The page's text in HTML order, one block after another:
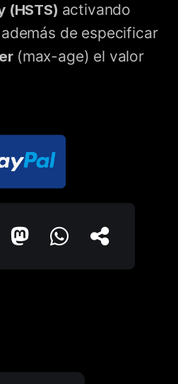
(HSTS) activando
de especificar
(max-age) el valor